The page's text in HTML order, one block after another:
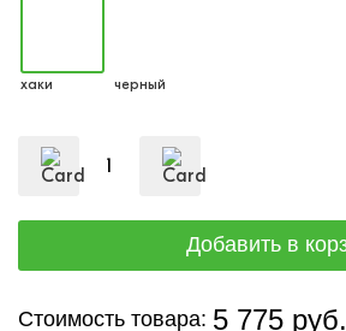
хаки черный
Стоимость товара: 5 775 руб.